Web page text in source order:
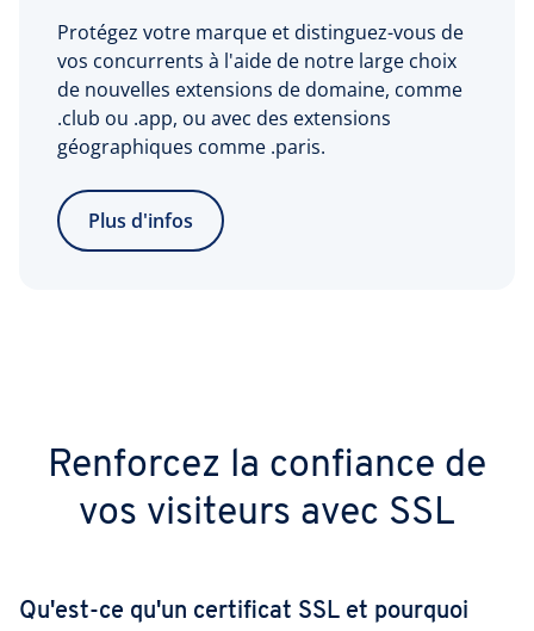
Protégez votre marque et distinguez-vous de
vos concurrents à l'aide de notre large choix
de nouvelles extensions de domaine, comme
.club ou .app, ou avec des extensions
géographiques comme .paris.
Plus d'infos
Renforcez la confiance de
vos visiteurs avec SSL
Qu'est-ce qu'un certificat SSL et pourquoi